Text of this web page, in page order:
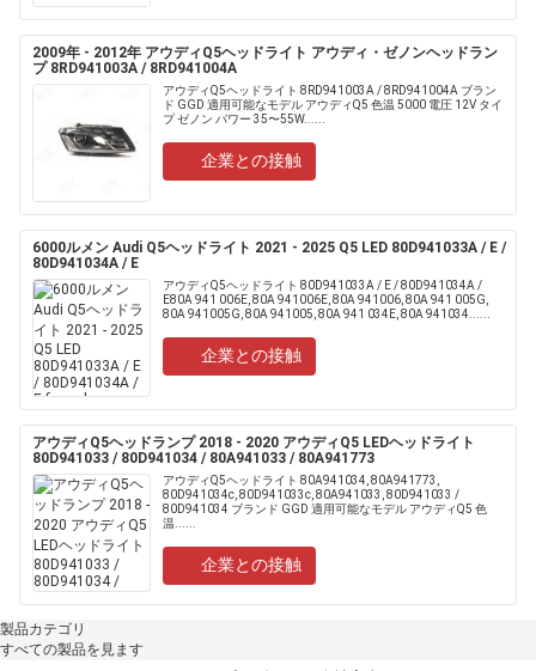
2009年 - 2012年 アウディQ5ヘッドライト アウディ・ゼノンヘッドラン
プ 8RD941003A / 8RD941004A
アウディQ5ヘッドライト 8RD941003A / 8RD941004A ブラン
ド GGD 適用可能なモデル アウディQ5 色温 5000 電圧 12V タイ
プ ゼノン パワー 35〜55W......
企業との接触
6000ルメン Audi Q5ヘッドライト 2021 - 2025 Q5 LED 80D941033A / E /
80D941034A / E
アウディQ5ヘッドライト 80D941033A / E / 80D941034A /
E80A 941 006E, 80A 941006E, 80A 941006, 80A 941 005G,
80A 941005G, 80A 941005, 80A 941 034E, 80A 941034......
企業との接触
アウディQ5ヘッドランプ 2018 - 2020 アウディQ5 LEDヘッドライト
80D941033 / 80D941034 / 80A941033 / 80A941773
アウディQ5ヘッドライト 80A941034, 80A941773,
80D941034c, 80D941033c, 80A941033, 80D941033 /
80D941034 ブランド GGD 適用可能なモデル アウディQ5 色
温......
企業との接触
製品カテゴリ
すべての製品を見ます